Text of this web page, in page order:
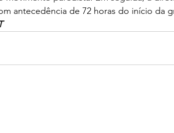
antecedência de 72 horas do início da